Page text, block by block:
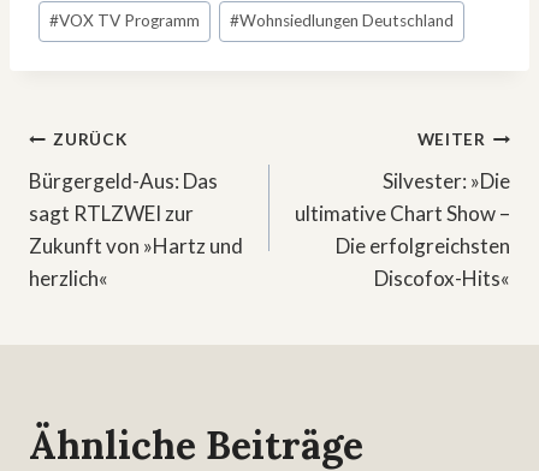
#VOX TV Programm #Wohnsiedlungen Deutschland
Beitragsnavigation
ZURÜCK
Bürgergeld-Aus: Das
sagt RTLZWEI zur
Zukunft von »Hartz und
herzlich«
WEITER
Silvester: »Die
ultimative Chart Show –
Die erfolgreichsten
Discofox-Hits«
Ähnliche Beiträge